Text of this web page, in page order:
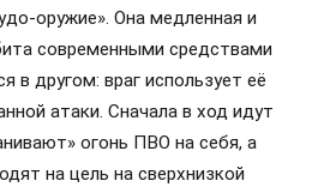
оружие». Она медленная и
современными средствами
в другом: враг использует её
атаки. Сначала в ход идут
огонь ПВО на себя, а
на цель на сверхнизкой